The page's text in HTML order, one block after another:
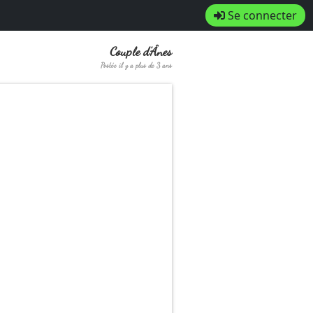
Se connecter
Couple d’Ânes
Postée il y a plus de 3 ans